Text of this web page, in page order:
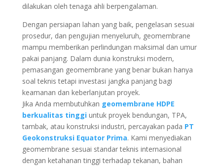
dilakukan oleh tenaga ahli berpengalaman.
Dengan persiapan lahan yang baik, pengelasan sesuai
prosedur, dan pengujian menyeluruh, geomembrane
mampu memberikan perlindungan maksimal dan umur
pakai panjang. Dalam dunia konstruksi modern,
pemasangan geomembrane yang benar bukan hanya
soal teknis tetapi investasi jangka panjang bagi
keamanan dan keberlanjutan proyek.
Jika Anda membutuhkan geomembrane HDPE
berkualitas tinggiuntuk proyek bendungan, TPA,
tambak, atau konstruksi industri, percayakan pada PT
Geokonstruksi Equator Prima. Kami menyediakan
geomembrane sesuai standar teknis internasional
dengan ketahanan tinggi terhadap tekanan, bahan